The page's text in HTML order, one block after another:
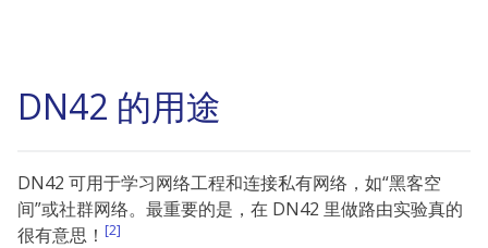
DN42 的用途
DN42 可用于学习网络工程和连接私有网络，如“黑客空
间”或社群网络。最重要的是，在 DN42 里做路由实验真的
很有意思！ [2]